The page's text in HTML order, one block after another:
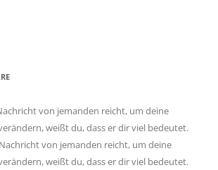
von jemanden reicht, um deine
weißt du, dass er dir viel bedeutet.
von jemanden reicht, um deine
weißt du, dass er dir viel bedeutet.